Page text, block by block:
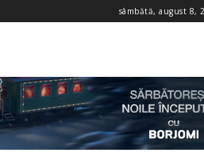
sâmbătă, august 8,